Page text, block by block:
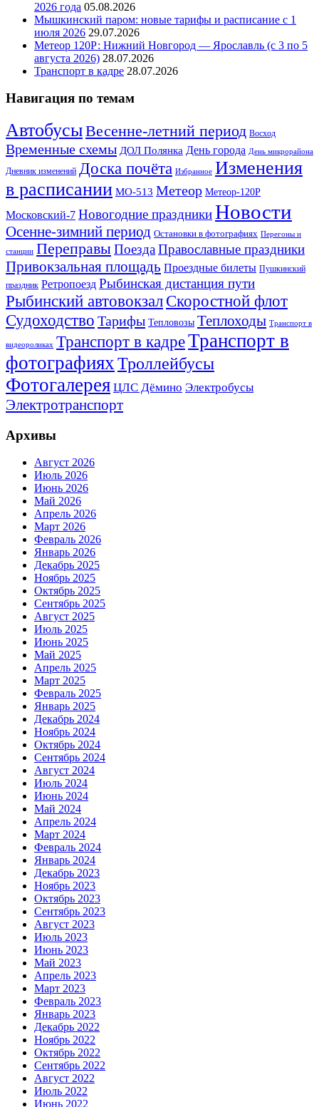
2026 года 05.08.2026
Мышкинский паром: новые тарифы и расписание с 1
июля 2026 29.07.2026
Метеор 120Р: Нижний Новгород — Ярославль (с 3 по 5
августа 2026) 28.07.2026
Транспорт в кадре 28.07.2026
Навигация по темам
АвтобусыВесенне-летний период Восход
Временные схемы ДОЛ Полянка День города День микрорайона
Дневник изменений Доска почёта Избранное Изменения
в расписании МО-513 Метеор Метеор-120Р
Московский-7 Новогодние праздникиНовости
Осенне-зимний период Остановки в фотографиях Перегоны и
станции ПереправыПоездаПравославные праздники
Привокзальная площадь Проездные билеты Пушкинский
праздник Ретропоезд Рыбинская дистанция пути
Рыбинский автовокзал Скоростной флот
Судоходство Тарифы Тепловозы Теплоходы Транспорт в
видеороликах Транспорт в кадреТранспорт в
фотографияхТроллейбусы
Фотогалерея ЦЛС Дёмино Электробусы
Электротранспорт
Архивы
Август 2026
Июль 2026
Июнь 2026
Май 2026
Апрель 2026
Март 2026
Февраль 2026
Январь 2026
Декабрь 2025
Ноябрь 2025
Октябрь 2025
Сентябрь 2025
Август 2025
Июль 2025
Июнь 2025
Май 2025
Апрель 2025
Март 2025
Февраль 2025
Январь 2025
Декабрь 2024
Ноябрь 2024
Октябрь 2024
Сентябрь 2024
Август 2024
Июль 2024
Июнь 2024
Май 2024
Апрель 2024
Март 2024
Февраль 2024
Январь 2024
Декабрь 2023
Ноябрь 2023
Октябрь 2023
Сентябрь 2023
Август 2023
Июль 2023
Июнь 2023
Май 2023
Апрель 2023
Март 2023
Февраль 2023
Январь 2023
Декабрь 2022
Ноябрь 2022
Октябрь 2022
Сентябрь 2022
Август 2022
Июль 2022
Июнь 2022